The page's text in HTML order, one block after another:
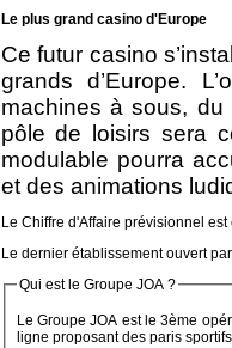
Le plus grand casino d'Europe
Ce futur casino
grands d’Europe.
machines à sous,
pôle de loisirs sera
modulable pourra
et des animations
Le Chiffre d'Affaire prévisionnel
Le dernier établissement ouvert
Qui est le Groupe JOA ?
Le Groupe JOA est le 3ème
ligne proposant des paris